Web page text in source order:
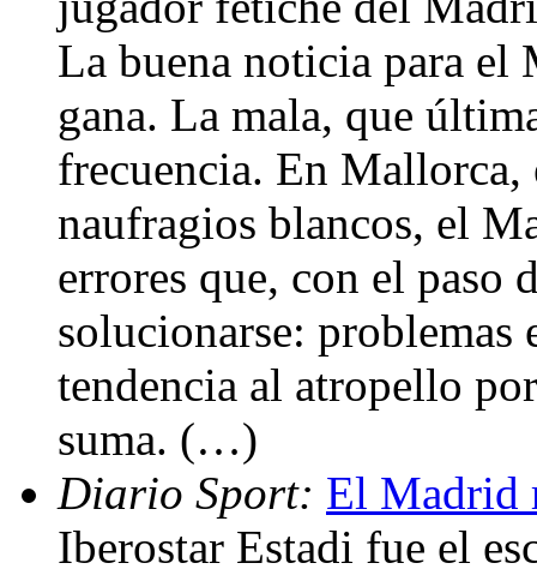
La buena noticia para el
gana. La mala, que
frecuencia. En Mallorca,
naufragios blancos, el
errores que, con el paso
solucionarse: problemas
tendencia al atropello
suma. (…)
Diario Sport: El Madrid
Iberostar Estadi fue el